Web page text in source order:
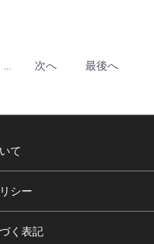
次へ 最後へ
て
シー
く表記